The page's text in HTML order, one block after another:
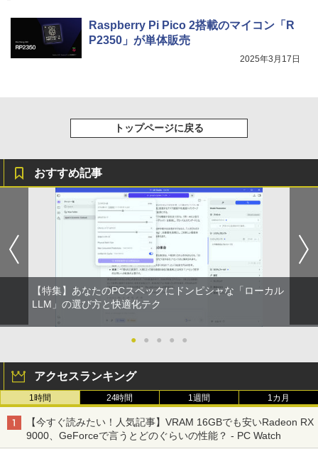
Raspberry Pi Pico 2搭載のマイコン「R
P2350」が単体販売
2025年3月17日
トップページに戻る
おすすめ記事
【特集】あなたのPCスペックにドンピシャな「ローカル
LLM」の選び方と快適化テク
● ● ● ● ●
アクセスランキング
1時間 24時間 1週間 1カ月
【今すぐ読みたい！人気記事】VRAM 16GBでも安いRadeon RX
9000、GeForceで言うとどのぐらいの性能？ - PC Watch